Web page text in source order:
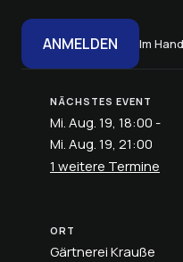
ANMELDEN Im
NÄCHSTES EVENT
Mi. Aug. 19, 18:00 -
Mi. Aug. 19, 21:00
1 weitere Termine
ORT
Gärtnerei Krauße